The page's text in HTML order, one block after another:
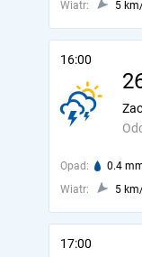
Wiatr:
5
16:00
Opad: 0.4
Wiatr:
5
17:00